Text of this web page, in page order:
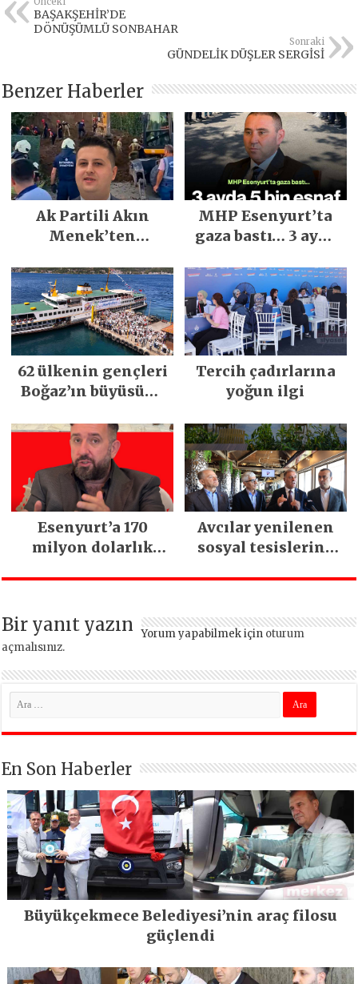
BAŞAKŞEHİR’DE
DÖNÜŞÜMLÜ SONBAHAR
Sonraki
GÜNDELİK DÜŞLER SERGİSİ
Benzer Haberler
Ak Partili Akın
Menek’ten
heyelan sonrası
kritik uyarı
MHP Esenyurt’ta
gaza bastı… 3 ayda
edildi
62 ülkenin gençleri
Boğaz’ın büyüsüne
Tercih çadırlarına
yoğun ilgi
Esenyurt’a 170
milyon dolarlık
İstanbul’un tek
Avcılar yenilenen
sosyal tesislerine
Bir yanıt yazın Yorum yapabilmek için oturum
açmalısınız.
En Son Haberler
Büyükçekmece Belediyesi’nin araç filosu
güçlendi